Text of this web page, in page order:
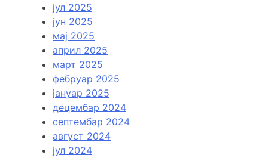
јул 2025
јун 2025
мај 2025
април 2025
март 2025
фебруар 2025
јануар 2025
децембар 2024
септембар 2024
август 2024
јул 2024